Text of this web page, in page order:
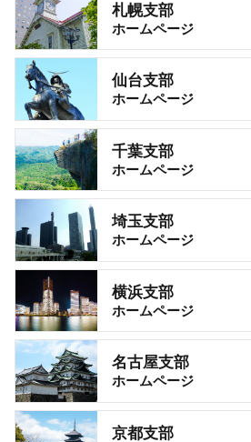
札幌支部
ホームページ
仙台支部
ホームページ
千葉支部
ホームページ
埼玉支部
ホームページ
横浜支部
ホームページ
名古屋支部
ホームページ
京都支部